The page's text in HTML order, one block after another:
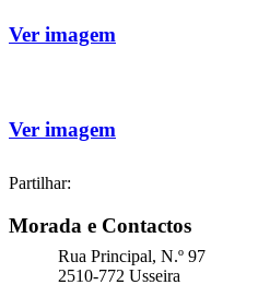
Ver imagem
Ver imagem
Partilhar:
Morada e Contactos
Rua Principal, N.º 97
2510-772 Usseira